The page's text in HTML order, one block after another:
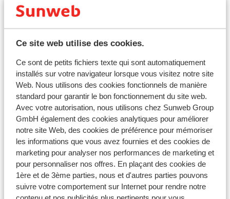
Ce site web utilise des cookies.
Ce sont de petits fichiers texte qui sont automatiquement
installés sur votre navigateur lorsque vous visitez notre site
Web. Nous utilisons des cookies fonctionnels de manière
standard pour garantir le bon fonctionnement du site web.
Avec votre autorisation, nous utilisons chez Sunweb Group
GmbH également des cookies analytiques pour améliorer
notre site Web, des cookies de préférence pour mémoriser
les informations que vous avez fournies et des cookies de
marketing pour analyser nos performances de marketing et
pour personnaliser nos offres. En plaçant des cookies de
1ère et de 3ème parties, nous et d'autres parties pouvons
suivre votre comportement sur Internet pour rendre notre
Vous devez être en possession d’un passeport ou
d’une carte d’identité en cours de validité. Vos
documents de voyage sont sous votre responsabilité.
Pour plus d'informations :
https://www.diplomatie.gouv.fr/fr/conseils-aux-
voyageurs/
Guide touristique Sunweb :
Dans la région de la Sicile, à Letojanni, Taormina et
Giardini Naxos, un guide Sunweb est présent. Dans la